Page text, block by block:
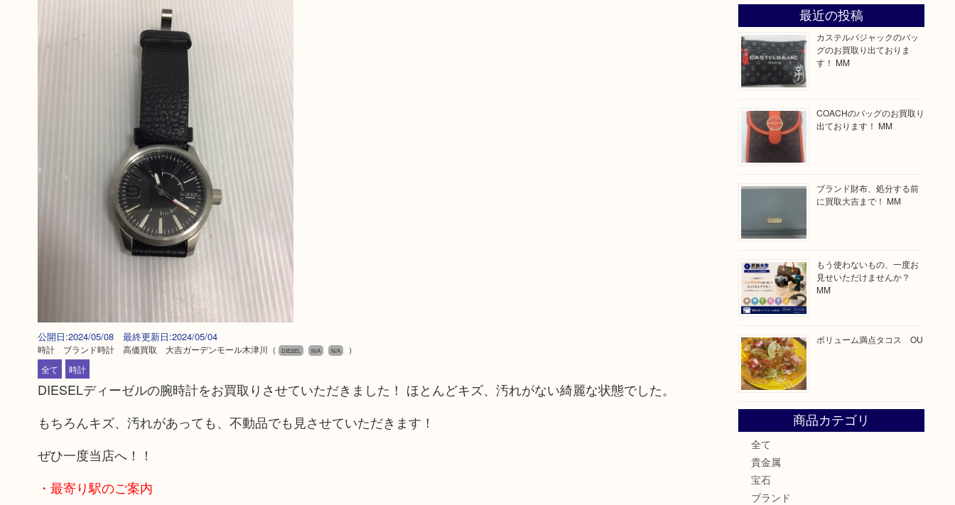
公開日:2024/05/08 最終更新日:2024/05/04
時計 ブランド時計 高価買取 大吉ガーデンモール木津川 （ DIESEL N/A N/A
）
全て
時計
DIESELディーゼルの腕時計をお買取りさせていただきました！ ほとんどキズ、汚れがない綺麗な状態でした。
もちろんキズ、汚れがあっても、不動品でも見させていただきます！
ぜひ一度当店へ！！
・最寄り駅のご案内
最近の投稿
カステルバジャックのバッ
グのお買取り出ておりま
す！ MM
COACHのバッグのお買取り
出ております！ MM
ブランド財布、処分する前
に買取大吉まで！ MM
もう使わないもの、一度お
見せいただけませんか？
MM
ボリューム満点タコス OU
商品カテゴリ
全て
貴金属
宝石
ブランド